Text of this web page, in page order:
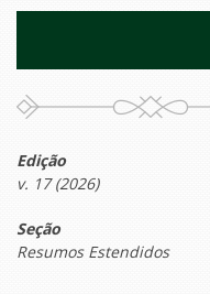
Edição
v. 17 (2026)
Seção
Resumos Estendidos